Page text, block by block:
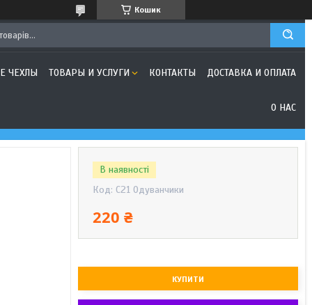
Кошик
ЧЕХЛЫ ТОВАРЫ И УСЛУГИ КОНТАКТЫ ДОСТАВКА И ОПЛАТА
О НАС
В наявності
Код: C21 Одуванчики
220 ₴
КУПИТИ